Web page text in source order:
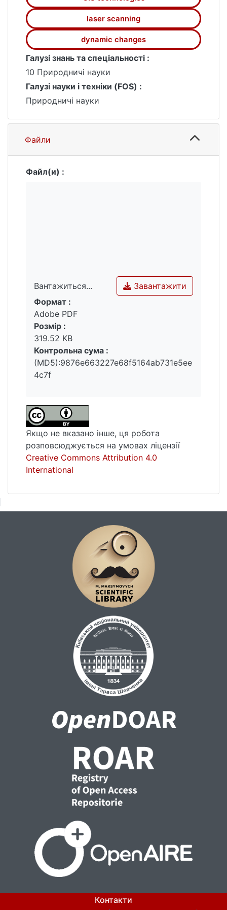
автодорожніх ландшафтів. Запропоновано
впровадження регулярного лазерного
сканування високої роздільної здатності,
що забезпечує
точне відображення просторово-часових
змін і відкриває можливості для
створення динамічних 4D-картографічних
моделей.
laser scanning
dynamic changes
Галузі знань та спеціальності :
10 Природничі науки
Галузі науки і техніки (FOS) :
Природничі науки
Файли
Файл(и) :
Вантажиться...
Вантажиться...
Завантажити
Формат :
Adobe PDF
Розмір :
319.52 KB
Контрольна сума :
(MD5):9876e663227e68f5164ab731e5ee
4c7f
Якщо не вказано інше, ця робота
розповсюджується на умовах ліцензії
Creative Commons Attribution 4.0
International
Контакти